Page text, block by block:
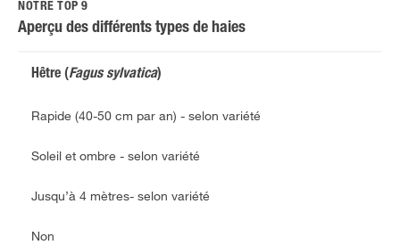
NOTRE TOP 9
Aperçu des différents types de haies
Hêtre (Fagus sylvatica)
Rapide (40-50 cm par an) - selon variété
Soleil et ombre - selon variété
Jusqu’à 4 mètres- selon variété
Non